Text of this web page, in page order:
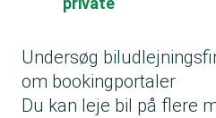
Undersøg
om bookingportaler
Du kan leje bil på flere